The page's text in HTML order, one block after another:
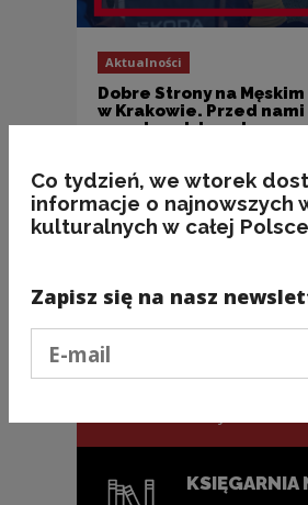
Aktualności
Dobre Strony na
w Krakowie. Przed
przystanek trasy!
Poprzedni slajd
Następny slajd
ZAPISZ SIĘ
NCK
Świeża porcja
KSIĘGARNIA
Co tydzień, we wtorek
informacje o najnowszych
kulturalnych w całej
Zapisz się na nasz